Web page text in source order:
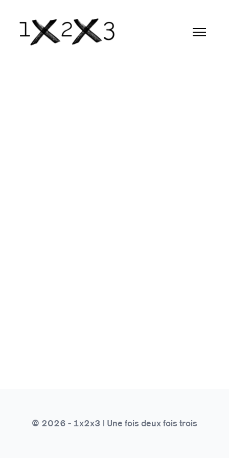
© 2026 - 1x2x3 | Une fois deux fois trois